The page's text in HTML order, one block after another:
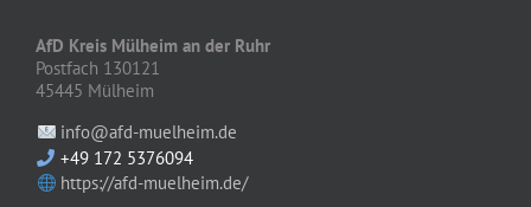
AfD Kreis Mülheim an der Ruhr
Postfach 130121
45445 Mülheim
info@afd-muelheim.de
+49 172 5376094
https://afd-muelheim.de/